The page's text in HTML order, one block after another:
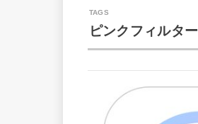
ピンクフィルター